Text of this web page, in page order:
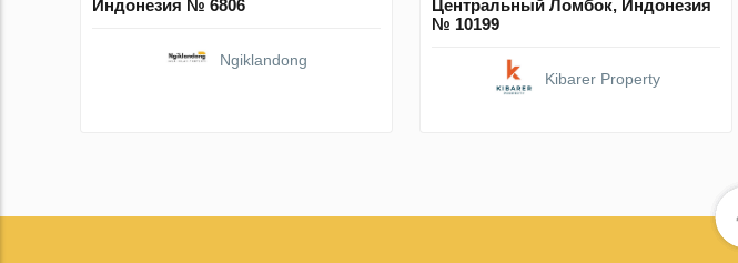
Индонезия № 6806
Ngiklandong
Центральный Ломбок, Индонезия
№ 10199
Kibarer Property